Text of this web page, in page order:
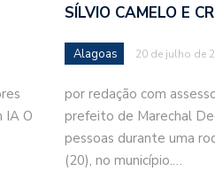
IA O
SÍLVIO CAMELO E
Alagoas 20 de julho de
por redação com
prefeito de Marechal
pessoas durante uma
(20), no município.…